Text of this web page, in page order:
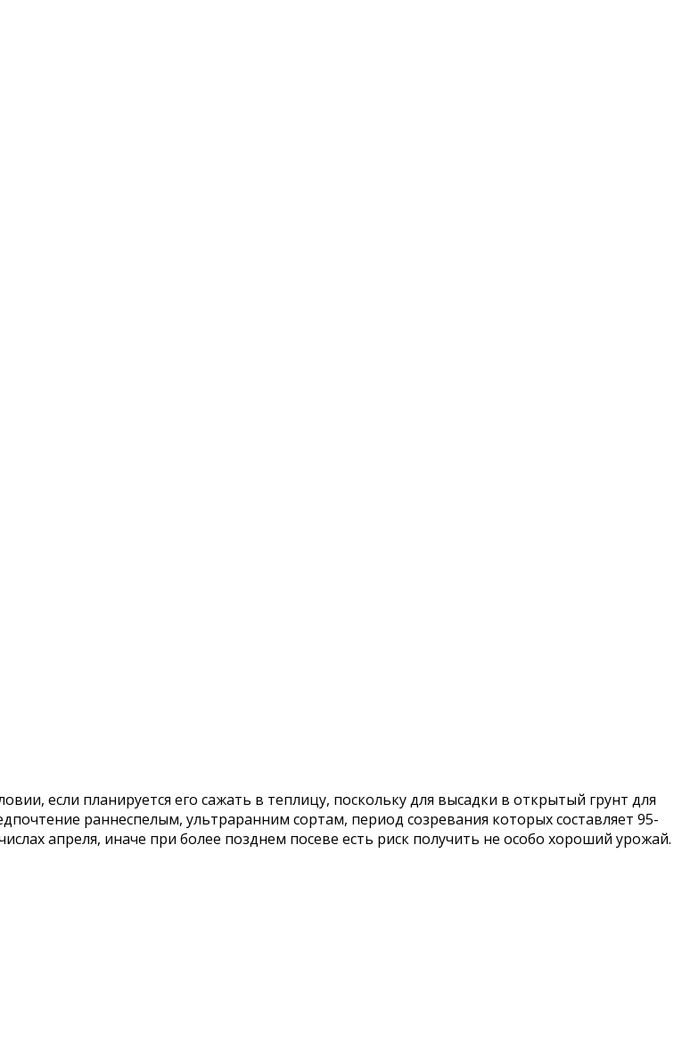
если планируется его сажать в теплицу, поскольку для высадки в открытый грунт для
раннеспелым, ультраранним сортам, период созревания которых составляет 95-
апреля, иначе при более позднем посеве есть риск получить не особо хороший урожай.